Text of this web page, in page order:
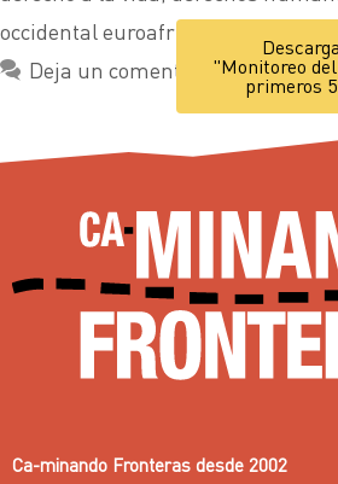
occidental euroafricana
Deja un comentario"Monitoreo
primeros
Ca-minando Fronteras desde 2002